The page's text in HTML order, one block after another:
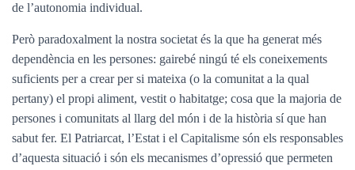
de l’autonomia individual.
Però paradoxalment la nostra societat és la que ha generat més
dependència en les persones: gairebé ningú té els coneixements
suficients per a crear per si mateixa (o la comunitat a la qual
pertany) el propi aliment, vestit o habitatge; cosa que la majoria de
persones i comunitats al llarg del món i de la història sí que han
sabut fer. El Patriarcat, l’Estat i el Capitalisme són els responsables
d’aquesta situació i són els mecanismes d’opressió que permeten